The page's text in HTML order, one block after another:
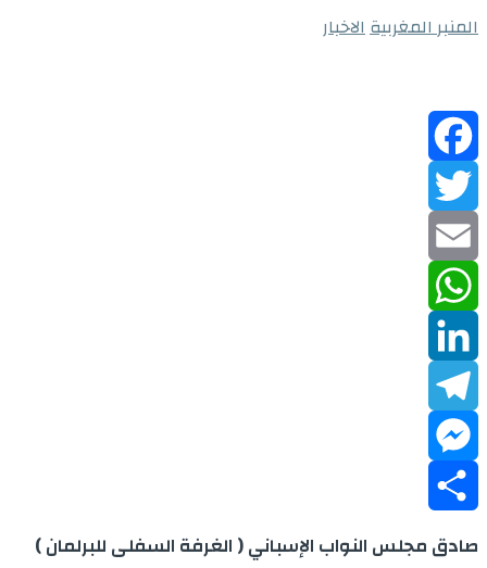
المنبر المغربيةالاخبار
Facebook
Twitter
Email
WhatsApp
LinkedIn
Telegram
Messenger
Share
صادق مجلس النواب الإسباني ( الغرفة السفلى للبرلمان )